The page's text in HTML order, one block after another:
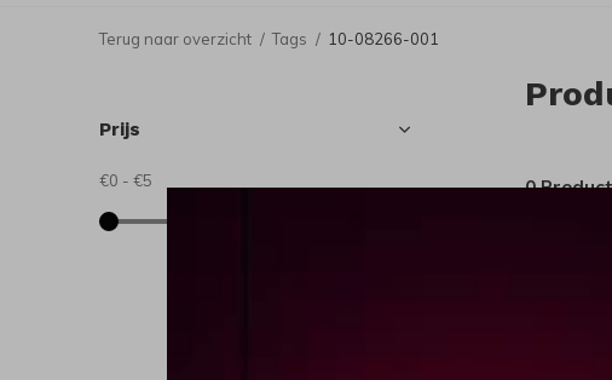
Terug naar overzicht Tags 10-08266-001
0
Prijs
€0 - €5